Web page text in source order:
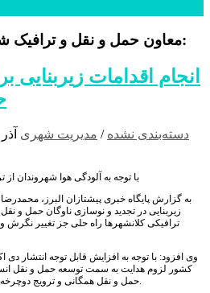
معاون حمل و نقل و ترافیک شهرداری کرج عنوان کرد:
انجام اقدامات زیربنایی
دسته‌بندی نشده / مدیریت شهری آذر 28, 1398 - دسامبر 19, 2019
با توجه به آلودگی هوا شهروندان
به گزارش پایگاه خبری پیشتازان البرز، محمدرضا
زیربنایی در تجدید و نوسازی ناوگان حمل و
ترافیکی کلانشهرها راه حلی جز تغییر نگرش
وی افزود: با توجه به افزایش قابل توجه انتشار دی
کشور لزوم هدایت به سمت توسعه حمل و نقل
حمل و نقل همگانی و ترویج دوچرخه‌سواری بیش از پیش احساس می‌شود.